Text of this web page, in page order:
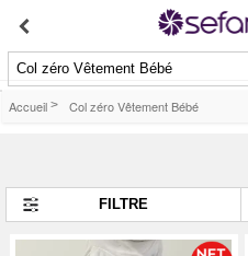
Col zéro Vêtement Bébé
Accueil > Col zéro Vêtement Bébé
FILTRE